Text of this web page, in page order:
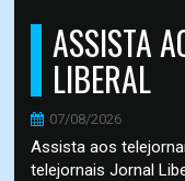
ASSISTA
LIBERAL
07/08/2026
Assista aos
telejornais Jornal